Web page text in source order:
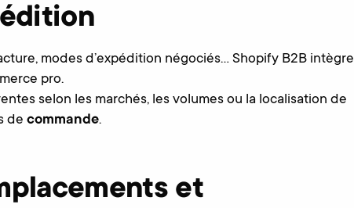
modes d’expédition négociés… Shopify B2B intègre
pro.
selon les marchés, les volumes ou la localisation de
de commande.
et